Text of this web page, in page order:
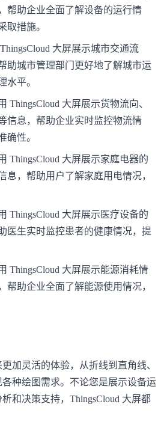
帮助企业全面了解设备的运行情
取措施。
大屏展示城市交通流
助城市管理部门更好地了解城市运
水平。
ThingsCloud 大屏展示货物流向、
信息，帮助企业实时监控物流情
确性。
ThingsCloud 大屏展示家庭电器的
息，帮助用户了解家庭用电情况，
ThingsCloud 大屏展示医疗设备的
医生实时监控患者的健康情况，提
ThingsCloud 大屏展示能源消耗情
帮助企业全面了解能源使用情况，
加灵活的体验，从折线到直角线、
种绘图需求。不论您是展示设备运
和决策支持，ThingsCloud 大屏都